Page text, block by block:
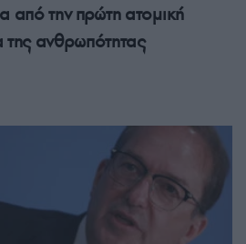
από την πρώτη ατομική
της ανθρωπότητας